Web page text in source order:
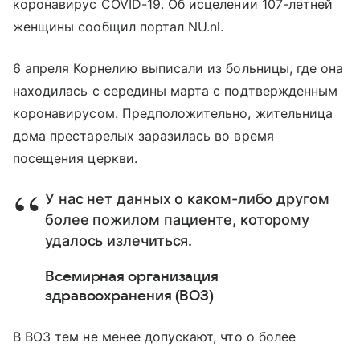
коронавирус COVID-19. Об исцелении 107-летней
женщины сообщил портал NU.nl.
6 апреля Корнелию выписали из больницы, где она
находилась с середины марта с подтвержденным
коронавирусом. Предположительно, жительница
дома престарелых заразилась во время
посещения церкви.
У нас нет данных о каком-либо другом
более пожилом пациенте, которому
удалось излечиться.
Всемирная организация
здравоохранения (ВОЗ)
В ВОЗ тем не менее допускают, что о более